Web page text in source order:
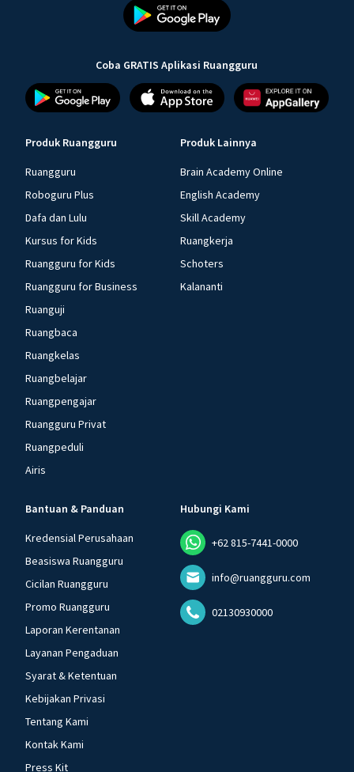
Coba GRATIS Aplikasi Ruangguru
Produk Ruangguru
Ruangguru
Roboguru Plus
Dafa dan Lulu
Kursus for Kids
Ruangguru for Kids
Ruangguru for Business
Ruanguji
Ruangbaca
Ruangkelas
Ruangbelajar
Ruangpengajar
Ruangguru Privat
Ruangpeduli
Airis
Produk Lainnya
Brain Academy Online
English Academy
Skill Academy
Ruangkerja
Schoters
Kalananti
Bantuan & Panduan
Kredensial Perusahaan
Beasiswa Ruangguru
Cicilan Ruangguru
Promo Ruangguru
Laporan Kerentanan
Layanan Pengaduan
Syarat & Ketentuan
Kebijakan Privasi
Tentang Kami
Kontak Kami
Press Kit
Hubungi Kami
+62 815-7441-0000
info@ruangguru.com
02130930000